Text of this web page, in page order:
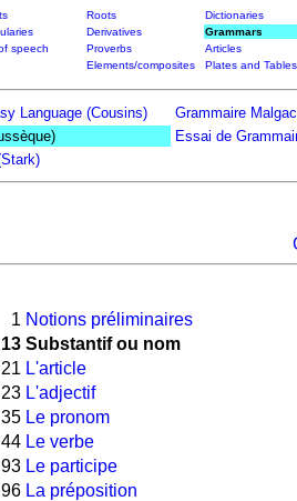
Roots
Dictionaries
Derivatives
Grammars
speech Proverbs
Articles
Elements/composites Plates and Tables
Language (Cousins)
Grammaire
Essai de
1 Notions préliminaires
13 Substantif ou nom
21 L'article
23 L'adjectif
35 Le pronom
44 Le verbe
93 Le participe
96 La préposition